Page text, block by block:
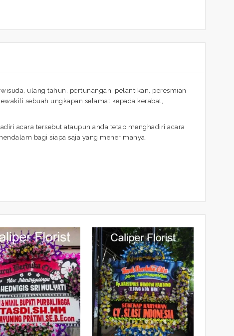
ulang tahun, pertunangan, pelantikan, peresmian
sebuah ungkapan selamat kepada kerabat,
acara tersebut ataupun anda tetap menghadiri acara
bagi siapa saja yang menerimanya.